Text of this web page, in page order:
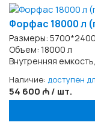
Форфас 18000 л
Размеры:
Объем: 18000 л
Внутренняя
Наличие: доступен
54 600 ₼ / шт.